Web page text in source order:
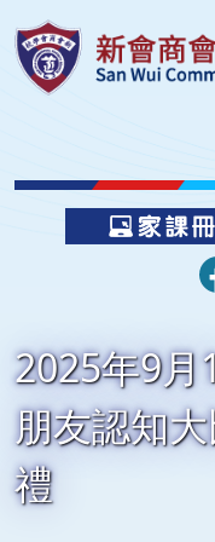
2025年9月
朋友認知
禮